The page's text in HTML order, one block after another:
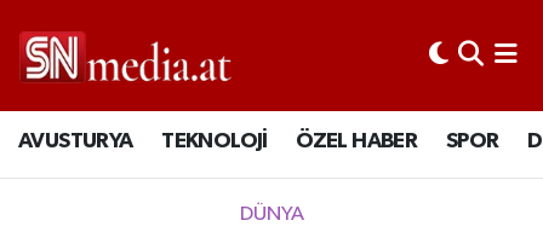
AVUSTURYA TEKNOLOJİ ÖZEL HABER SPOR
DÜNYA